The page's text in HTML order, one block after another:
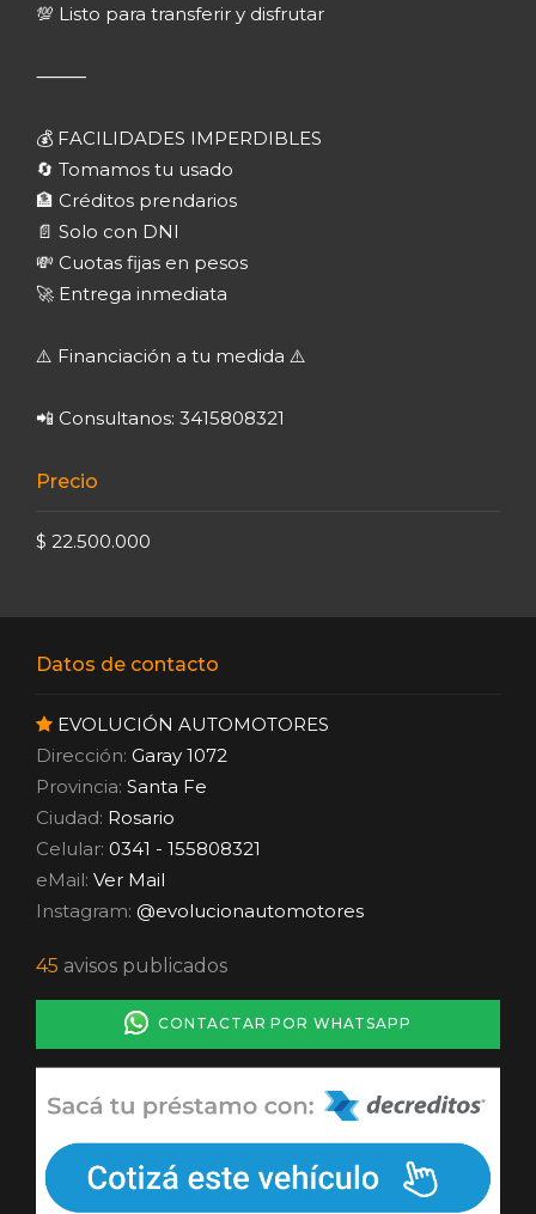
💯 Listo para transferir y disfrutar
⸻
💰 FACILIDADES IMPERDIBLES
🔄 Tomamos tu usado
🏦 Créditos prendarios
📄 Solo con DNI
💸 Cuotas fijas en pesos
🚀 Entrega inmediata
⚠️ Financiación a tu medida ⚠️
📲 Consultanos: 3415808321
Precio
$ 22.500.000
Datos de contacto
EVOLUCIÓN AUTOMOTORES
Dirección: Garay 1072
Provincia: Santa Fe
Ciudad: Rosario
Celular: 0341 - 155808321
eMail: Ver Mail
Instagram: @evolucionautomotores
45 avisos publicados
CONTACTAR POR WHATSAPP